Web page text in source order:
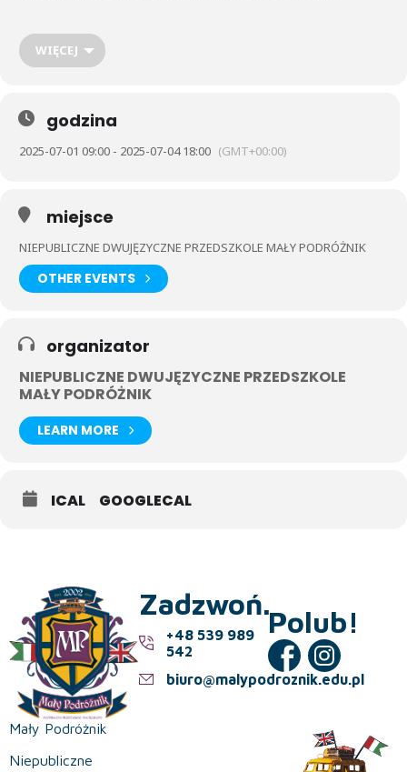
WIĘCEJ
godzina
2025-07-01 09:00 - 2025-07-04 18:00 (GMT+00:00)
miejsce
NIEPUBLICZNE DWUJĘZYCZNE PRZEDSZKOLE MAŁY PODRÓŻNIK
OTHER EVENTS
organizator
NIEPUBLICZNE DWUJĘZYCZNE PRZEDSZKOLE
MAŁY PODRÓŻNIK
LEARN MORE
ICAL GOOGLECAL
Mały Podróżnik
Niepubliczne
Zadzwoń.
+48 539 989
542
biuro@malypodroznik.edu.pl
Polub!